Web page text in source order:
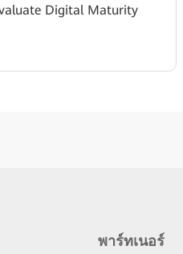
Digital Maturity
พาร์ทเนอร์